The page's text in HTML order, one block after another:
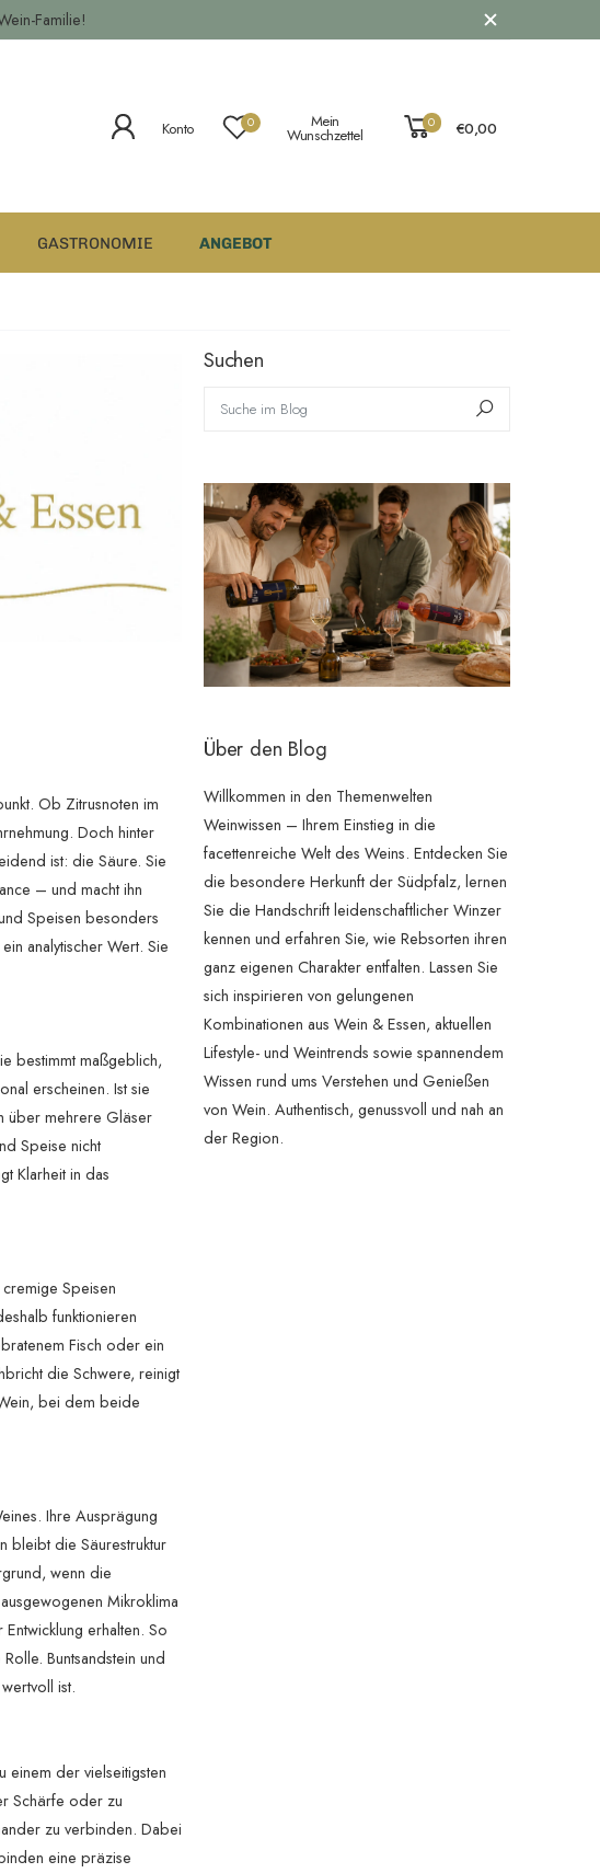
Familie!
Konto 0 Mein
Wunschzettel
0 €0,00
GASTRONOMIE ANGEBOT
Ob Zitrusnoten im
Doch hinter
ist: die Säure. Sie
– und macht ihn
Speisen besonders
analytischer Wert. Sie
bestimmt maßgeblich,
erscheinen. Ist sie
über mehrere Gläser
Speise nicht
Klarheit in das
Speisen
funktionieren
Fisch oder ein
die Schwere, reinigt
bei dem beide
Ihre Ausprägung
bleibt die Säurestruktur
wenn die
Mikroklima
erhalten. So
Buntsandstein und
ist.
einem der vielseitigsten
Schärfe oder zu
zu verbinden. Dabei
eine präzise
Suchen
Suche im Blog
Suchen
Über den Blog
Willkommen in den Themenwelten
Weinwissen – Ihrem Einstieg in die
facettenreiche Welt des Weins. Entdecken Sie
die besondere Herkunft der Südpfalz, lernen
Sie die Handschrift leidenschaftlicher Winzer
kennen und erfahren Sie, wie Rebsorten ihren
ganz eigenen Charakter entfalten. Lassen Sie
sich inspirieren von gelungenen
Kombinationen aus Wein & Essen, aktuellen
Lifestyle- und Weintrends sowie spannendem
Wissen rund ums Verstehen und Genießen
von Wein. Authentisch, genussvoll und nah an
der Region.